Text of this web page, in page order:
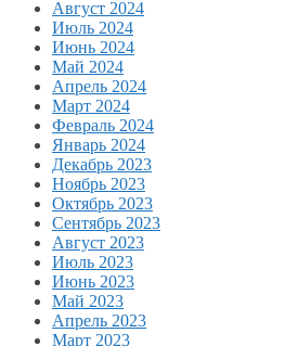
Август 2024
Июль 2024
Июнь 2024
Май 2024
Апрель 2024
Март 2024
Февраль 2024
Январь 2024
Декабрь 2023
Ноябрь 2023
Октябрь 2023
Сентябрь 2023
Август 2023
Июль 2023
Июнь 2023
Май 2023
Апрель 2023
Март 2023